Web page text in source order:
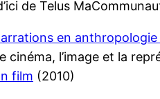
de Telus
en anthropologie
cinéma, l’image et la
film (2010)